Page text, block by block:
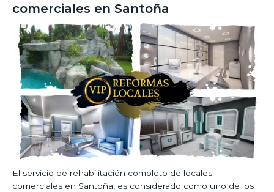
comerciales en Santoña
El servicio de rehabilitación completo de locales
comerciales en Santoña, es considerado como uno de los